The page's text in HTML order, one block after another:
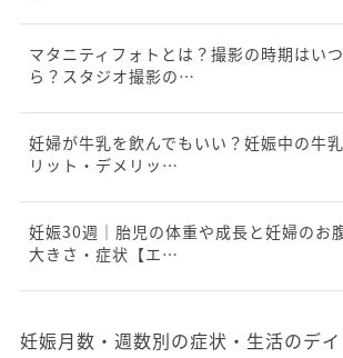
マタニティフォトとは？撮影の時期はい
ら？スタジオ撮影の…
妊婦が牛乳を飲んでもいい？妊娠中の牛
リット・デメリッ…
妊娠30週｜胎児の体重や成長と妊婦のお
大きさ・症状【エ…
妊娠月数・週数別の症状・生活のデ